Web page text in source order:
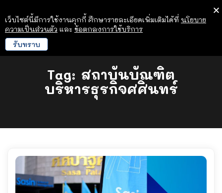
Tag: สถาบันบัณฑิต
บริหารธุรกิจศศินทร์
เว็บไซต์นี้มีการใช้งานคุกกี้ ศึกษารายละเอียดเพิ่มเติมได้ที่ นโยบาย
ความเป็นส่วนตัว และ ข้อตกลงการใช้บริการ
รับทราบ